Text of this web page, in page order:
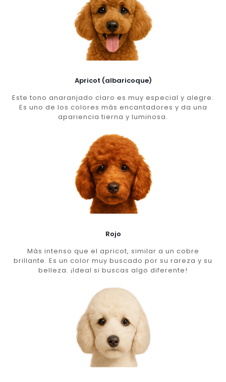
Apricot (albaricoque)
Este tono anaranjado claro es muy especial y alegre.
Es uno de los colores más encantadores y da una
apariencia tierna y luminosa.
Rojo
Más intenso que el apricot, similar a un cobre
brillante. Es un color muy buscado por su rareza y su
belleza. ¡Ideal si buscas algo diferente!